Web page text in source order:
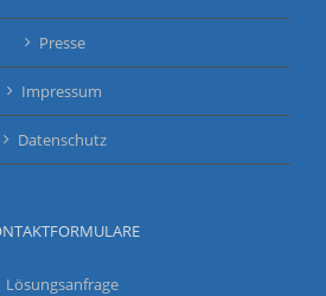
Presse
Impressum
Datenschutz
Lösungsanfrage